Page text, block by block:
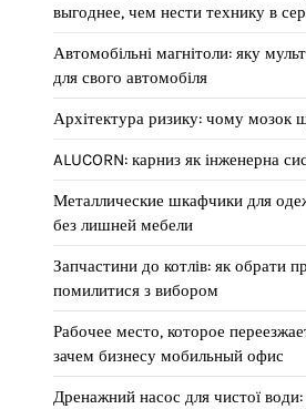
выгоднее, чем нести технику в
Автомобільні магнітоли: яку
для свого автомобіля
Архітектура ризику: чому мозок
ALUCORN: карниз як інженерна
Металлические шкафчики для
без лишней мебели
Запчастини до котлів: як обрати
помилитися з вибором
Рабочее место, которое
зачем бизнесу мобильный офис
Дренажний насос для чистої